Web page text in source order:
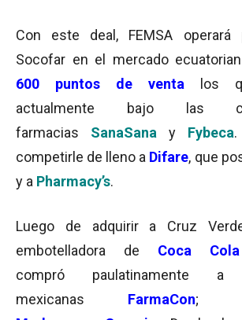
Con este deal, FEMSA
Socofar en el mercado
600 puntos de venta
los
actualmente bajo las
farmacias SanaSana y Fybeca
competirle de lleno a Difare, que
y a Pharmacy’s.
Luego de adquirir a Cruz
embotelladora de Coca Cola
compró paulatinamente
mexicanas FarmaCon;